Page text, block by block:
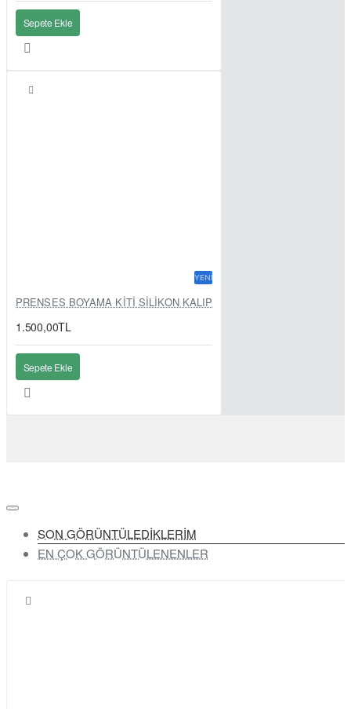
Sepete Ekle
YENI
PRENSES BOYAMA KİTİ SİLİKON KALIP
1.500,00TL
Sepete Ekle
SON GÖRÜNTÜLEDİKLERİM
EN ÇOK GÖRÜNTÜLENENLER